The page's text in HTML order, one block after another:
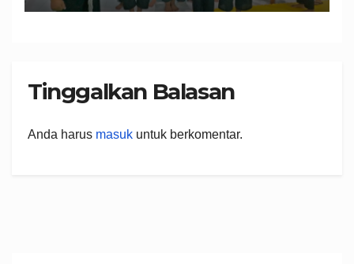
Tinggalkan Balasan
Anda harus masuk untuk berkomentar.